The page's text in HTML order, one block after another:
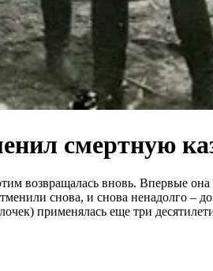
смертную
возвращалась вновь. Впервые
снова, и снова ненадолго –
применялась еще три